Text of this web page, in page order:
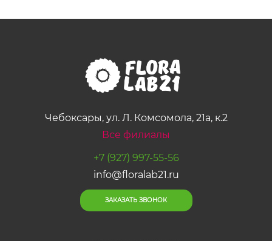
Чебоксары, ул. Л. Комсомола, 21а, к.2
Все филиалы
+7 (927) 997-55-56
info@floralab21.ru
ЗАКАЗАТЬ ЗВОНОК